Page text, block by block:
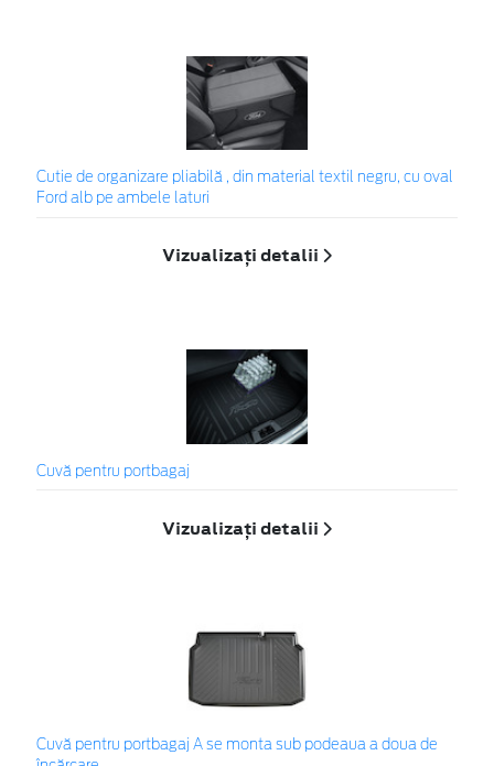
Cutie de organizare pliabilă , din material textil negru, cu oval
Ford alb pe ambele laturi
Vizualizați detalii
Cuvă pentru portbagaj
Vizualizați detalii
Cuvă pentru portbagaj A se monta sub podeaua a doua de